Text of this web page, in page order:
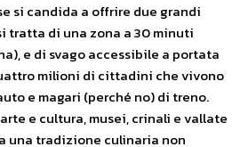
si candida a offrire due grandi
tratta di una zona a 30 minuti
e di svago accessibile a portata
milioni di cittadini che vivono
e magari (perché no) di treno.
e cultura, musei, crinali e vallate
una tradizione culinaria non